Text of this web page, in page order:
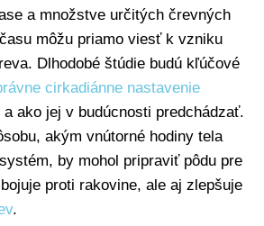
a množstve určitých črevných
môžu priamo viesť k vzniku
Dlhodobé štúdie budú kľúčové
cirkadiánne nastavenie
ako jej v budúcnosti predchádzať.
akým vnútorné hodiny tela
by mohol pripraviť pôdu pre
proti rakovine, ale aj zlepšuje
.